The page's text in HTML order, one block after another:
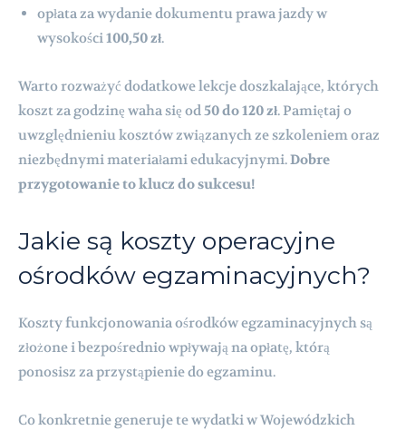
opłata za wydanie dokumentu prawa jazdy w
wysokości100,50 zł.
Warto rozważyć dodatkowe lekcje doszkalające, których
koszt za godzinę waha się od50 do 120 zł. Pamiętaj o
uwzględnieniu kosztów związanych ze szkoleniem oraz
niezbędnymi materiałami edukacyjnymi.Dobre
przygotowanie to klucz do sukcesu!
Jakie są koszty operacyjne
ośrodków egzaminacyjnych?
Koszty funkcjonowania ośrodków egzaminacyjnych są
złożone i bezpośrednio wpływają na opłatę, którą
ponosisz za przystąpienie do egzaminu.
Co konkretnie generuje te wydatki w Wojewódzkich